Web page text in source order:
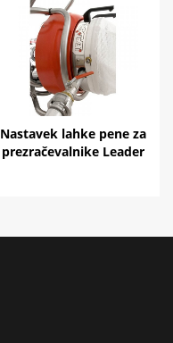
Nastavek lahke pene za
prezračevalnike Leader